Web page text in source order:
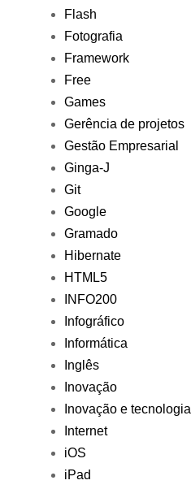
Flash
Fotografia
Framework
Free
Games
Gerência de projetos
Gestão Empresarial
Ginga-J
Git
Google
Gramado
Hibernate
HTML5
INFO200
Infográfico
Informática
Inglês
Inovação
Inovação e tecnologia
Internet
iOS
iPad